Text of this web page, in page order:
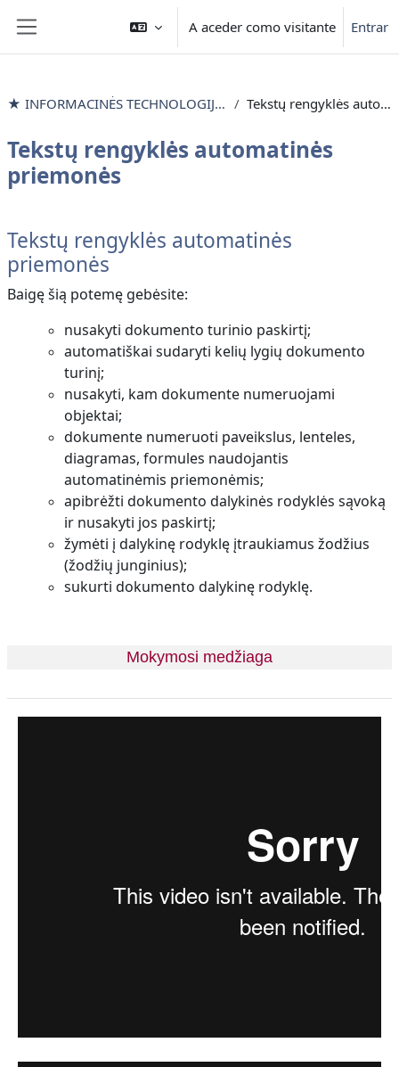
A aceder como visitante Entrar
★ INFORMACINĖS TECHNOLOGIJOS išlyginamieji mokymai Tekstų rengyklės automatinės priemonės
Tekstų rengyklės automatinės
priemonės
Lista de secções
Tekstų rengyklės automatinės
priemonės
Baigę šią potemę gebėsite:
nusakyti dokumento turinio paskirtį;
automatiškai sudaryti kelių lygių dokumento
turinį;
nusakyti, kam dokumente numeruojami
objektai;
dokumente numeruoti paveikslus, lenteles,
diagramas, formules naudojantis
automatinėmis priemonėmis;
apibrėžti dokumento dalykinės rodyklės sąvoką
ir nusakyti jos paskirtį;
žymėti į dalykinę rodyklę įtraukiamus žodžius
(žodžių junginius);
sukurti dokumento dalykinę rodyklę.
Mokymosi medžiaga